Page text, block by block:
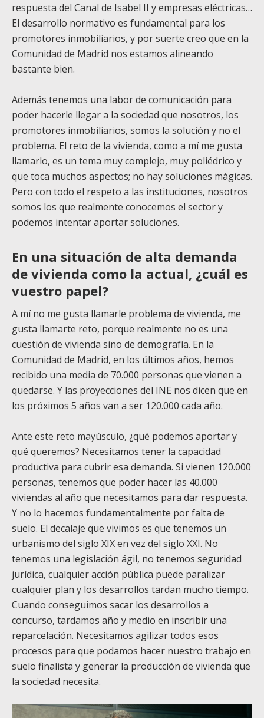
respuesta del Canal de Isabel II y empresas eléctricas…
El desarrollo normativo es fundamental para los
promotores inmobiliarios, y por suerte creo que en la
Comunidad de Madrid nos estamos alineando
bastante bien.
Además tenemos una labor de comunicación para
poder hacerle llegar a la sociedad que nosotros, los
promotores inmobiliarios, somos la solución y no el
problema. El reto de la vivienda, como a mí me gusta
llamarlo, es un tema muy complejo, muy poliédrico y
que toca muchos aspectos; no hay soluciones mágicas.
Pero con todo el respeto a las instituciones, nosotros
somos los que realmente conocemos el sector y
podemos intentar aportar soluciones.
En una situación de alta demanda
de vivienda como la actual, ¿cuál es
vuestro papel?
A mí no me gusta llamarle problema de vivienda, me
gusta llamarte reto, porque realmente no es una
cuestión de vivienda sino de demografía. En la
Comunidad de Madrid, en los últimos años, hemos
recibido una media de 70.000 personas que vienen a
quedarse. Y las proyecciones del INE nos dicen que en
los próximos 5 años van a ser 120.000 cada año.
Ante este reto mayúsculo, ¿qué podemos aportar y
qué queremos? Necesitamos tener la capacidad
productiva para cubrir esa demanda. Si vienen 120.000
personas, tenemos que poder hacer las 40.000
viviendas al año que necesitamos para dar respuesta.
Y no lo hacemos fundamentalmente por falta de
suelo. El decalaje que vivimos es que tenemos un
urbanismo del siglo XIX en vez del siglo XXI. No
tenemos una legislación ágil, no tenemos seguridad
jurídica, cualquier acción pública puede paralizar
cualquier plan y los desarrollos tardan mucho tiempo.
Cuando conseguimos sacar los desarrollos a
concurso, tardamos año y medio en inscribir una
reparcelación. Necesitamos agilizar todos esos
procesos para que podamos hacer nuestro trabajo en
suelo finalista y generar la producción de vivienda que
la sociedad necesita.